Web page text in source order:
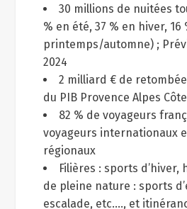
30 millions de nuitées
% en été, 37 % en hiver, 16
printemps/automne) ;
2024
2 milliard € de
du PIB Provence Alpes
82 % de voyageurs
voyageurs internationaux
régionaux
Filières : sports d’hiver,
de pleine nature : sports
escalade, etc.…, et